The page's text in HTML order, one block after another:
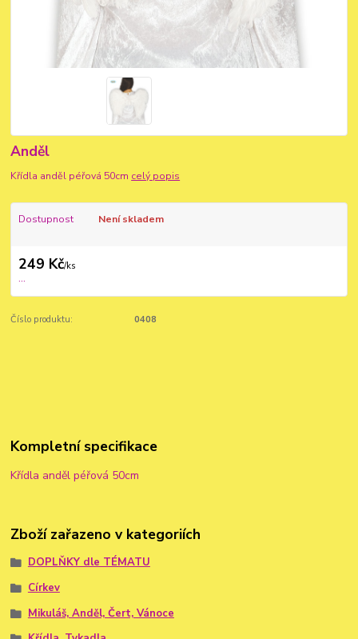
Anděl
Křídla anděl péřová 50cm celý popis
Dostupnost Není skladem
249 Kč/ks
...
Číslo produktu: 0408
Kompletní specifikace
Křídla anděl péřová 50cm
Zboží zařazeno v kategoriích
DOPLŇKY dle TÉMATU
Církev
Mikuláš, Anděl, Čert, Vánoce